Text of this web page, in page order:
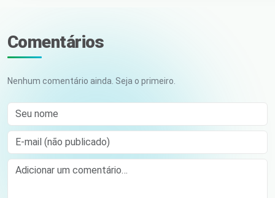
Comentários
Nenhum comentário ainda. Seja o primeiro.
Seu nome
E-mail (não publicado)
Comment